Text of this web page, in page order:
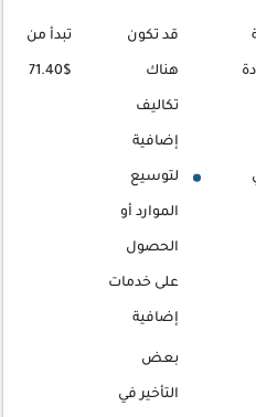
قد تكون
هناك
تكاليف
إضافية
لتوسيع
الموارد أو
الحصول
على خدمات
إضافية
بعض
التأخير في
تبدأ من
$71.40